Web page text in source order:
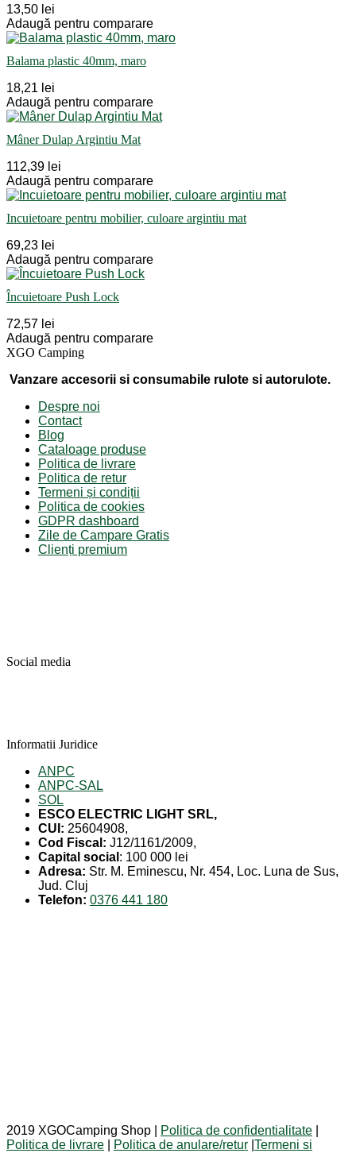
13,50 lei
Adaugă pentru comparare
Balama plastic 40mm, maro
18,21 lei
Adaugă pentru comparare
Mâner Dulap Argintiu Mat
112,39 lei
Adaugă pentru comparare
Incuietoare pentru mobilier, culoare argintiu mat
69,23 lei
Adaugă pentru comparare
Încuietoare Push Lock
72,57 lei
Adaugă pentru comparare
XGO Camping
Vanzare accesorii si consumabile rulote si autorulote.
Despre noi
Contact
Blog
Cataloage produse
Politica de livrare
Politica de retur
Termeni și condiții
Politica de cookies
GDPR dashboard
Zile de Campare Gratis
Clienți premium
Social media
Informatii Juridice
ANPC
ANPC-SAL
SOL
ESCO ELECTRIC LIGHT SRL,
CUI: 25604908,
Cod Fiscal: J12/1161/2009,
Capital social : 100 000 lei
Adresa: Str. M. Eminescu, Nr. 454, Loc. Luna de Sus,
Jud. Cluj
Telefon: 0376 441 180
2019 XGOCamping Shop | Politica de confidentialitate
Politica de livrare
Politica de anulare/retur Termeni si